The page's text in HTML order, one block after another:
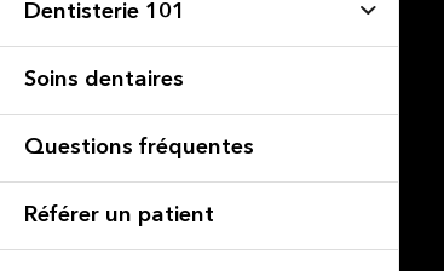
Dentisterie 101
Soins dentaires
Questions fréquentes
Référer un patient